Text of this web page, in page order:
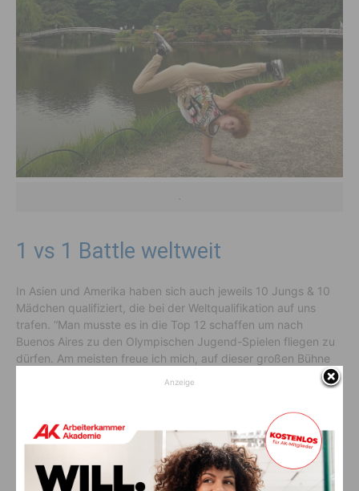
.
1 vs 1 Battle weltweit
In Asien und Amerika haben sich auch jeweils 10 Jungs & 10
Mädchen qualifiziert, die bei der Weltqualifikation auf uns
trafen. “Man musste es in die Top 12 schaffen um nach
Buenos Aires zu den Olympischen Jugend-Spielen fliegen zu
dürfen. Am meisten freue ich mich, auf dieser großen Bühne
stehen zu dürfen, einfach das zu machen was mir am meisten
gefällt, nämlich tanzen und dabei gleichzeitig Österreich zu
vertreten. Toll finde ich auch, dass ich viele neue Menschen
aus verschiedenen Kulturen kennen lernen werde”, so Anna
Thurner.
Anzeige